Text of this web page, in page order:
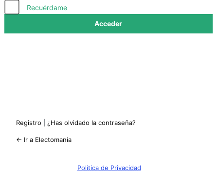
Recuérdame
Registro ¿Has olvidado la contraseña?
← Ir a Electomanía
Política de Privacidad